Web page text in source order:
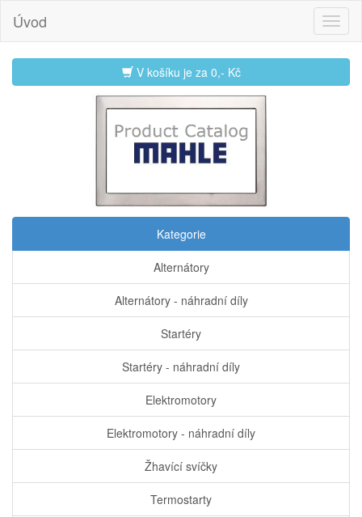
Úvod
V košíku je za 0,- Kč
Kategorie
Alternátory
Alternátory - náhradní díly
Startéry
Startéry - náhradní díly
Elektromotory
Elektromotory - náhradní díly
Žhavící svíčky
Termostarty